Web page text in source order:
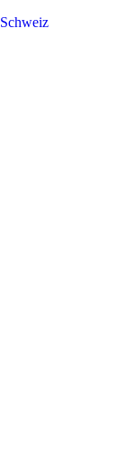
Schweiz